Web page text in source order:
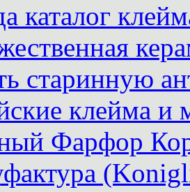
каталог
старинную
клейма и
Фарфор